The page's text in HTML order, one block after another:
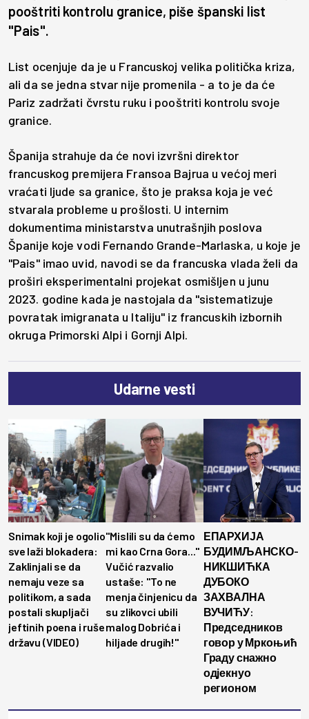
pooštriti kontrolu granice, piše španski list
"Pais".
List ocenjuje da je u Francuskoj velika politička kriza,
ali da se jedna stvar nije promenila - a to je da će
Pariz zadržati čvrstu ruku i pooštriti kontrolu svoje
granice.
Španija strahuje da će novi izvršni direktor
francuskog premijera Fransoa Bajrua u većoj meri
vraćati ljude sa granice, što je praksa koja je već
stvarala probleme u prošlosti. U internim
dokumentima ministarstva unutrašnjih poslova
Španije koje vodi Fernando Grande-Marlaska, u koje je
"Pais" imao uvid, navodi se da francuska vlada želi da
proširi eksperimentalni projekat osmišljen u junu
2023. godine kada je nastojala da "sistematizuje
povratak imigranata u Italiju" iz francuskih izbornih
okruga Primorski Alpi i Gornji Alpi.
Udarne vesti
Snimak koji je ogolio
sve laži blokadera:
Zaklinjali se da
nemaju veze sa
politikom, a sada
postali skupljači
jeftinih poena i ruše
državu (VIDEO)
"Mislili su da ćemo
mi kao Crna Gora..."
Vučić razvalio
ustaše: "To ne
menja činjenicu da
su zlikovci ubili
malog Dobrića i
hiljade drugih!"
ЕПАРХИЈА
БУДИМЉАНСКО-
НИКШИЋКА
ДУБОКО
ЗАХВАЛНА
ВУЧИЋУ:
Председников
говор у Мркоњић
Граду снажно
одјекнуо
регионом